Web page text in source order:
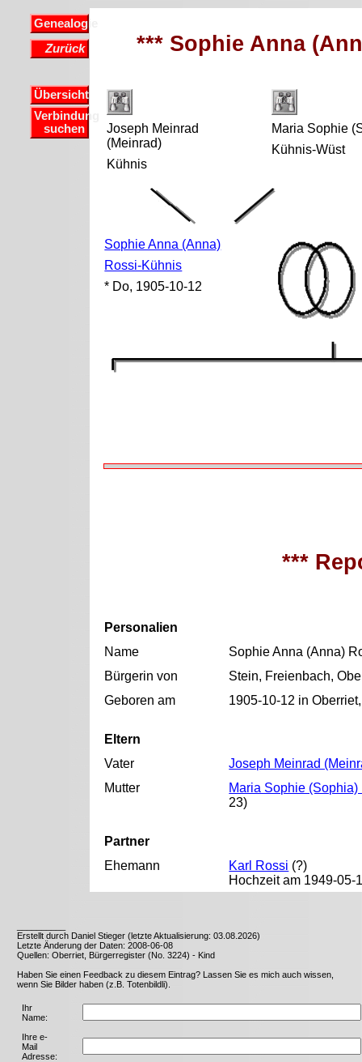
Genealogie
Zurück
Übersicht
Verbindung
suchen
*** Sophie Anna
Joseph Meinrad
(Meinrad)
Kühnis
Maria Sophie
Kühnis-Wüst
Sophie Anna (Anna)
Rossi-Kühnis
* Do, 1905-10-12
***
Personalien
Name
Sophie Anna (Anna)
Bürgerin von
Stein, Freienbach,
Geboren am
1905-10-12 in
Eltern
Vater
Joseph Meinrad
Mutter
Maria Sophie
23)
Partner
Ehemann
Karl Rossi (?)
Hochzeit am 1949-05-
Erstellt durch Daniel Stieger (letzte Aktualisierung: 03.08.2026)
Letzte Änderung der Daten: 2008-06-08
Quellen: Oberriet, Bürgerregister (No. 3224) - Kind
Haben Sie einen Feedback zu diesem Eintrag? Lassen Sie es mich auch wissen,
wenn Sie Bilder haben (z.B. Totenbildli).
Ihr
Name:
Ihre e-
Mail
Adresse: